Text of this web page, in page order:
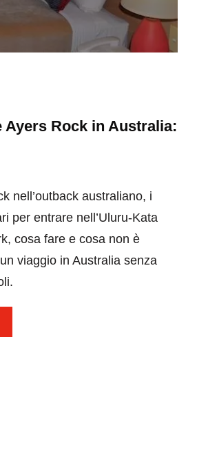
Ayers Rock in Australia:
nell’outback australiano, i
per entrare nell’Uluru-Kata
cosa fare e cosa non è
viaggio in Australia senza